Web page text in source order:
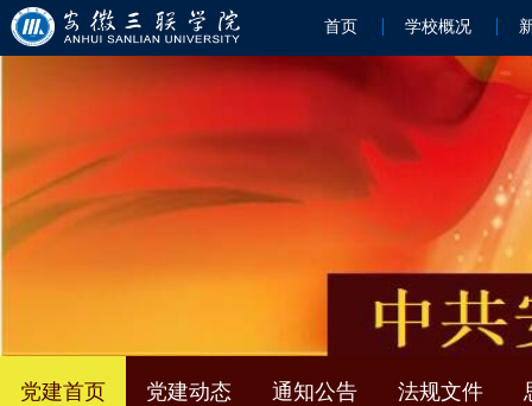
首页 学校概况
党建首页 党建动态 通知公告 法规文件